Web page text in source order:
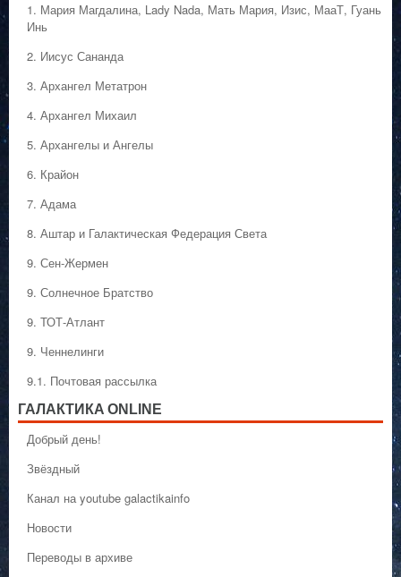
1. Мария Магдалина, Lady Nada, Мать Мария, Изис, МааТ, Гуань
Инь
2. Иисус Сананда
3. Архангел Метатрон
4. Архангел Михаил
5. Архангелы и Ангелы
6. Крайон
7. Адама
8. Аштар и Галактическая Федерация Света
9. Сен-Жермен
9. Солнечное Братство
9. ТОТ-Атлант
9. Ченнелинги
9.1. Почтовая рассылка
ГАЛАКТИКA ONLINE
Добрый день!
Звёздный
Канал на youtube galactikainfo
Новости
Переводы в архиве